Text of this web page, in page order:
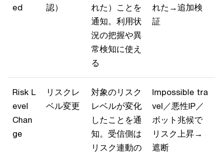
ed
認）
れた）ことを
通知。利用状
況の把握や異
常検知に使え
る
れた→追加検
証
Risk L
evel
Chan
ge
リスクレ
ベル変更
対象のリスク
レベルが変化
したことを通
知。受信側は
リスク連動の
Impossible tra
vel／悪性IP／
ボット兆候で
リスク上昇→
遮断